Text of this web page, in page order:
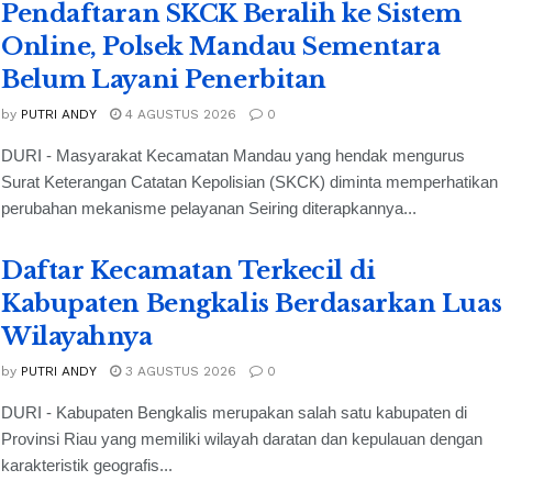
Pendaftaran SKCK Beralih ke Sistem
Online, Polsek Mandau Sementara
Belum Layani Penerbitan
by PUTRI ANDY 4 AGUSTUS 2026 0
DURI - Masyarakat Kecamatan Mandau yang hendak mengurus
Surat Keterangan Catatan Kepolisian (SKCK) diminta memperhatikan
perubahan mekanisme pelayanan Seiring diterapkannya...
Daftar Kecamatan Terkecil di
Kabupaten Bengkalis Berdasarkan Luas
Wilayahnya
by PUTRI ANDY 3 AGUSTUS 2026 0
DURI - Kabupaten Bengkalis merupakan salah satu kabupaten di
Provinsi Riau yang memiliki wilayah daratan dan kepulauan dengan
karakteristik geografis...